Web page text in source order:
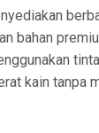
bahan
kain tanpa